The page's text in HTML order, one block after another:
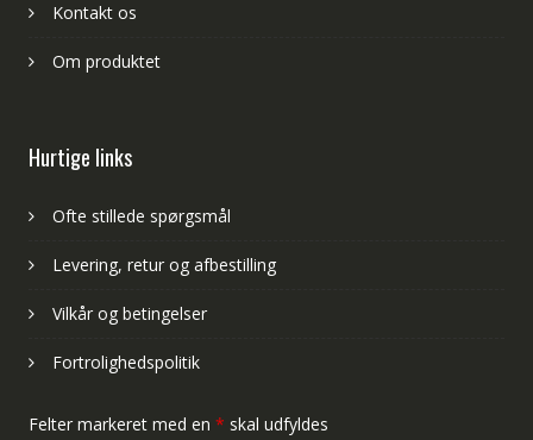
Kontakt os
Om produktet
Hurtige links
Ofte stillede spørgsmål
Levering, retur og afbestilling
Vilkår og betingelser
Fortrolighedspolitik
Felter markeret med en * skal udfyldes